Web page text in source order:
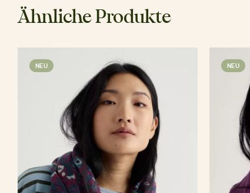
Ähnliche Produkte
NEU NEU